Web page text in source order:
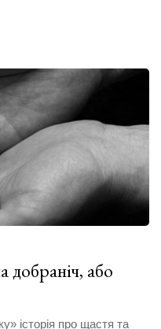
добраніч, або
історія про щастя та